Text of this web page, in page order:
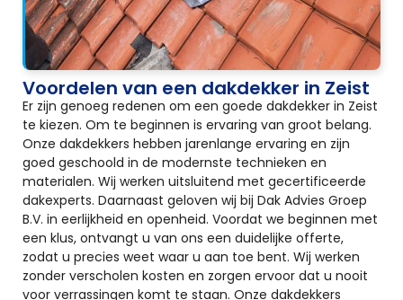
Voordelen van een dakdekker in Zeist
Er zijn genoeg redenen om een goede dakdekker in Zeist
te kiezen. Om te beginnen is ervaring van groot belang.
Onze dakdekkers hebben jarenlange ervaring en zijn
goed geschoold in de modernste technieken en
materialen. Wij werken uitsluitend met gecertificeerde
dakexperts. Daarnaast geloven wij bij Dak Advies Groep
B.V. in eerlijkheid en openheid. Voordat we beginnen met
een klus, ontvangt u van ons een duidelijke offerte,
zodat u precies weet waar u aan toe bent. Wij werken
zonder verscholen kosten en zorgen ervoor dat u nooit
voor verrassingen komt te staan. Onze dakdekkers